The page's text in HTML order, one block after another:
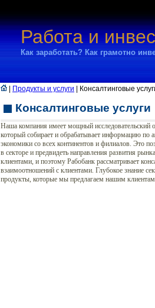
Работа и
Как заработать? Как грамотно
Продукты и услуги | Консалтинговые
Консалтинговые услуги
Наша компания имеет мощный исследовательский
который собирает и обрабатывает информацию
экономики со всех континентов и филиалов. Это
в секторе и предвидеть направления развития
клиентами, и поэтому Рабобанк рассматривает
взаимоотношений с клиентами. Глубокое знание
продукты, которые мы предлагаем нашим